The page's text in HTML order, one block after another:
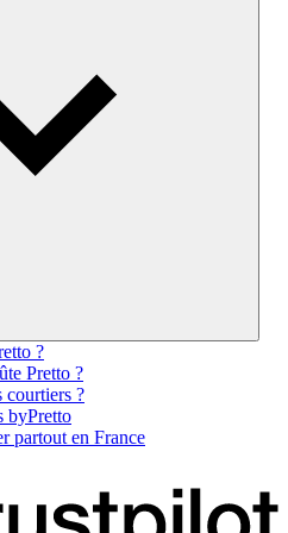
?
Pretto ?
courtiers ?
byPretto
partout en France